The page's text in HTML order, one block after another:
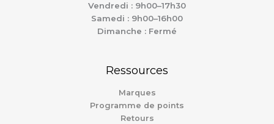
Vendredi : 9h00–17h30
Samedi : 9h00–16h00
Dimanche : Fermé
Ressources
Marques
Programme de points
Retours